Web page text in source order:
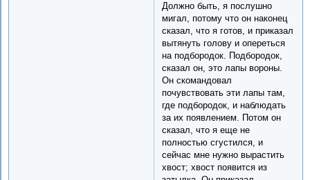
Должно быть, я послушно
мигал, потому что он наконец
сказал, что я готов, и приказал
вытянуть голову и опереться
на подбородок. Подбородок,
сказал он, это лапы вороны.
Он скомандовал
почувствовать эти лапы там,
где подбородок, и наблюдать
за их появлением. Потом он
сказал, что я еще не
полностью сгустился, и
сейчас мне нужно вырастить
хвост; хвост появится из